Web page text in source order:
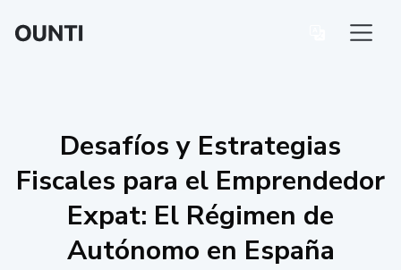
Desafíos y Estrategias
Fiscales para el Emprendedor
Expat: El Régimen de
Autónomo en España